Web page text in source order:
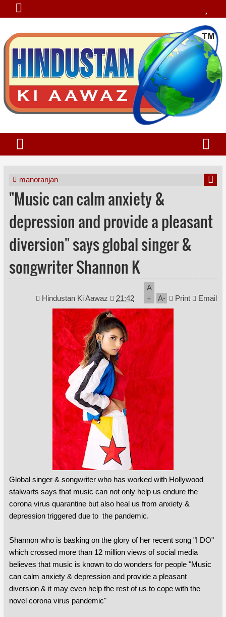
manoranjan
"Music can calm anxiety &
depression and provide a pleasant
diversion" says global singer &
songwriter Shannon K
Hindustan Ki Aawaz 21:42
A
+
A- Print Email
Global singer & songwriter who has worked with Hollywood
stalwarts says that music can not only help us endure the
corona virus quarantine but also heal us from anxiety &
depression triggered due to the pandemic.
Shannon who is basking on the glory of her recent song "I DO"
which crossed more than 12 million views of social media
believes that music is known to do wonders for people "Music
can calm anxiety & depression and provide a pleasant
diversion & it may even help the rest of us to cope with the
novel corona virus pandemic"